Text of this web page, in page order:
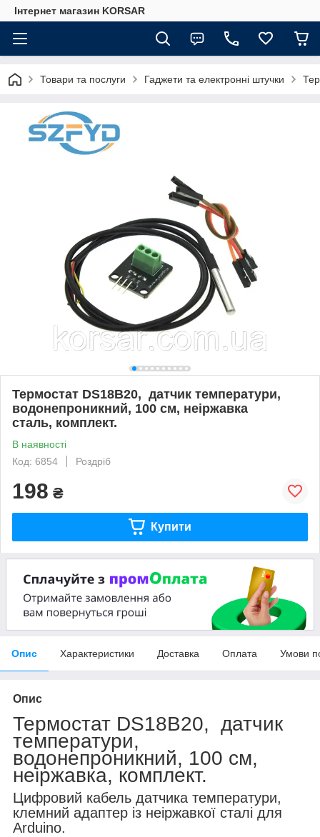
Iнтернет магазин KORSAR
Товари та послуги Гаджети та електронні штучки
Термостат DS18B20, датчик температури,
водонепроникний, 100 см, неіржавка
сталь, комплект.
В наявності
Код: 6854
Роздріб
198 ₴
Купити
Опис Характеристики Доставка Оплата Умови
Опис
Термостат DS18B20, датчик
температури,
водонепроникний, 100 см,
неіржавка, комплект.
Цифровий кабель датчика температури,
клемний адаптер із неіржавкої сталі для
Arduino.